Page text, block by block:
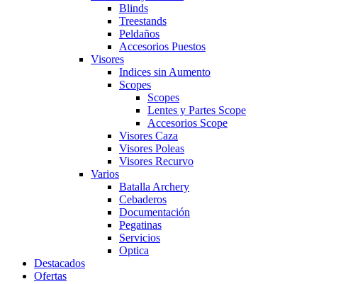
Blinds
Treestands
Peldaños
Accesorios Puestos
Visores
Indices sin Aumento
Scopes
Scopes
Lentes y Partes Scope
Accesorios Scope
Visores Caza
Visores Poleas
Visores Recurvo
Varios
Batalla Archery
Cebaderos
Documentación
Pegatinas
Servicios
Optica
Destacados
Ofertas